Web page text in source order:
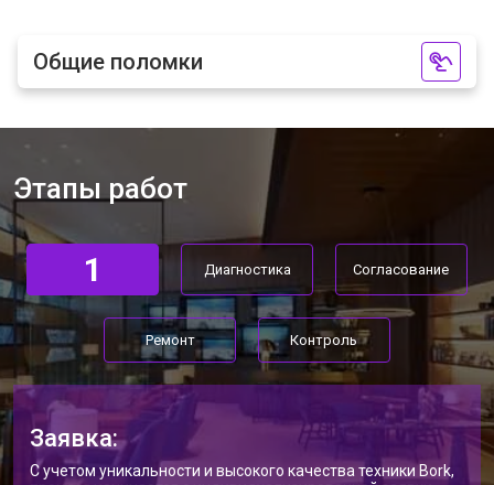
Общие поломки
Этапы работ
1 Диагностика Согласование
Ремонт Контроль
Заявка:
С учетом уникальности и высокого качества техники Bork,